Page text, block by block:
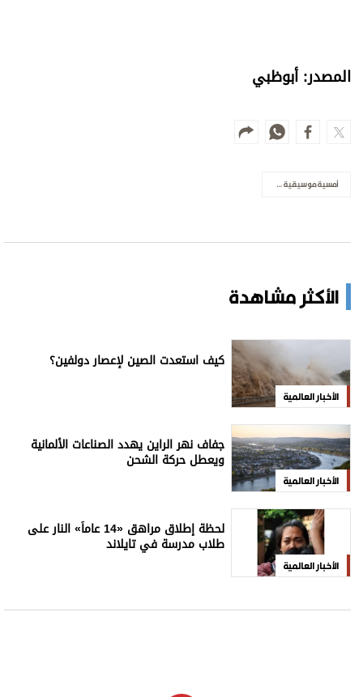
المصدر: أبوظبي
أمسية موسيقية لإدواردو نيبلا
الأكثر مشاهدة
الأخبار العالمية
كيف استعدت الصين لإعصار دولفين؟
الأخبار العالمية
جفاف نهر الراين يهدد الصناعات الألمانية
ويعطل حركة الشحن
الأخبار العالمية
لحظة إطلاق مراهق «14 عاماً» النار على
طلاب مدرسة في تايلاند